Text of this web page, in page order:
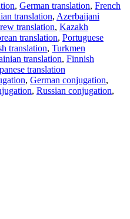
, German translation, French
translation, Azerbaijani
translation, Kazakh
translation, Portuguese
translation, Turkmen
translation, Finnish
translation
, German conjugation,
, Russian conjugation,